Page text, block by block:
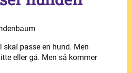
skal passe en hund. Men
eller gå. Men så kommer